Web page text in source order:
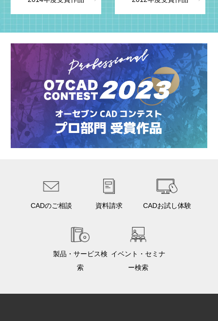
CADのご相談 資料請求 CADお試し体験
製品・サービス検
索
イベント・セミナ
ー検索